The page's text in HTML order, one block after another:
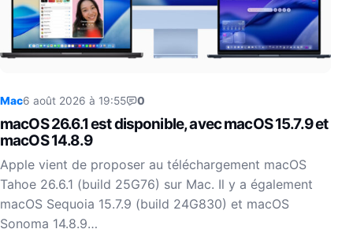
Mac6 août 2026 à 19:55 0
macOS 26.6.1 est disponible, avec macOS 15.7.9 et
macOS 14.8.9
Apple vient de proposer au téléchargement macOS
Tahoe 26.6.1 (build 25G76) sur Mac. Il y a également
macOS Sequoia 15.7.9 (build 24G830) et macOS
Sonoma 14.8.9…